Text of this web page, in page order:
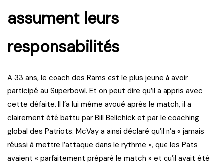
assument leurs
responsabilités
A 33 ans, le coach des Rams est le plus jeune à avoir
participé au Superbowl. Et on peut dire qu’il a appris avec
cette défaite. Il l’a lui même avoué après le match, il a
clairement été battu par Bill Belichick et par le coaching
global des Patriots. McVay a ainsi déclaré qu’il n’a « jamais
réussi à mettre l’attaque dans le rythme », que les Pats
avaient « parfaitement préparé le match » et qu’il avait été